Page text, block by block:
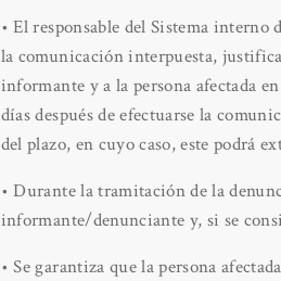
• El responsable del Sistema
la comunicación interpuesta,
informante y a la persona afectada
días después de efectuarse la
del plazo, en cuyo caso, este podrá
• Durante la tramitación de la
informante/denunciante y, si se
• Se garantiza que la persona